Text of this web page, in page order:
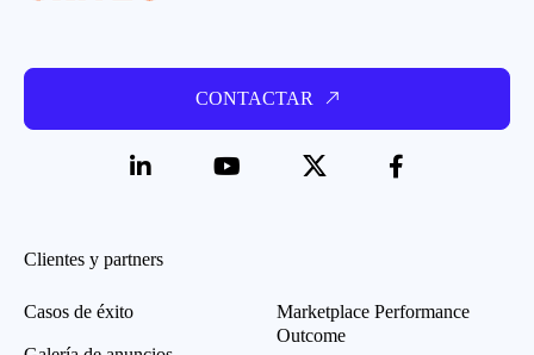
CONTACTAR
Clientes y partners
Casos de éxito
Marketplace Performance
Outcome